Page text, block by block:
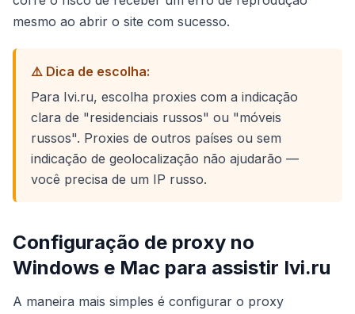
mesmo ao abrir o site com sucesso.
⚠️ Dica de escolha:
Para Ivi.ru, escolha proxies com a indicação
clara de "residenciais russos" ou "móveis
russos". Proxies de outros países ou sem
indicação de geolocalização não ajudarão —
você precisa de um IP russo.
Configuração de proxy no
Windows e Mac para assistir Ivi.ru
A maneira mais simples é configurar o proxy